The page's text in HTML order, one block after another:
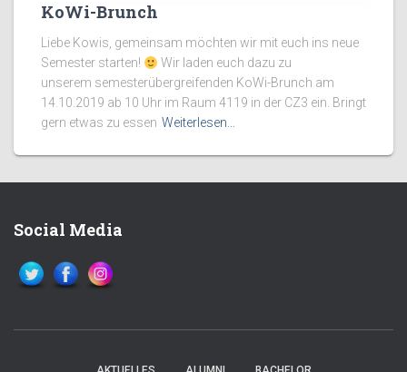
KoWi-Brunch
Liebe Kowis, gemeinsam möchten wir mit euch ins neue
Semester starten!
Wir laden euch dazu zu
unserem semesterübergreifenden KoWi-Brunch am
14.10.2019 ab 10 Uhr im Raum 4119 in der CZ3 ein. Bringt
gern etwas zu essen Weiterlesen…
Social Media